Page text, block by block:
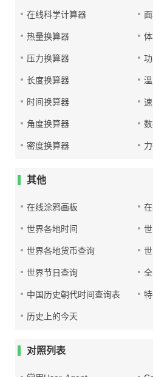
在线科学计算器
热量换算器
压力换算器
长度换算器
时间换算器
角度换算器
密度换算器
其他
在线涂鸦画板
世界各地时间
世界各地货币查询
世界节日查询
中国历史朝代时间查询表
历史上的今天
对照列表